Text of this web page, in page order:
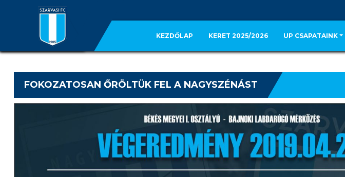
KEZDŐLAP KERET 2025/2026 UP CSAPATAINK
FOKOZATOSAN ŐRÖLTÜK FEL A NAGYSZÉNÁST